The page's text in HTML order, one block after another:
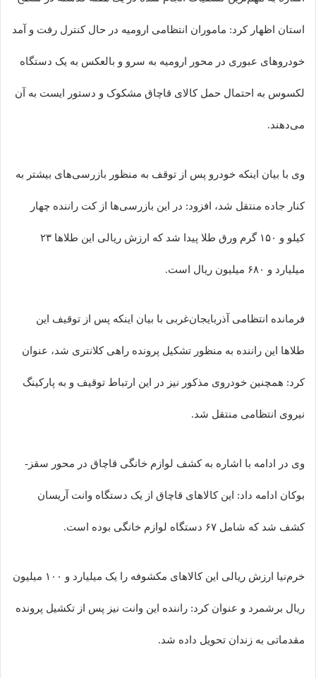
استان اظهار کرد: ماموران انتظامی ارومیه در حال کنترل رفت و آمد
خودروهای عبوری در محور ارومیه به سرو و بالعکس به یک دستگاه
لکسوس به احتمال حمل کالای قاچاق مشکوک و دستور ایست به آن
می‌دهند.
وی با بیان اینکه خودرو پس از توقف به منظور بازرسی‌های بیشتر به
کنار جاده منتقل شد، افزود: در این بازرسی‌ها از کت راننده چهار
کیلو و ۱۵۰ گرم ورق طلا پیدا شد که ارزش ریالی این طلاها ۲۳
میلیارد و ۶۸۰ میلیون ریال است.
فرمانده انتظامی آذربایجان‌غربی با بیان اینکه پس از توقیف این
طلاها این راننده به منظور تشکیل پرونده راهی کلانتری شد، عنوان
کرد: همچنین خودروی مذکور نیز در این ارتباط توقیف و به پارکینگ
نیروی انتظامی منتقل شد.
وی در ادامه با اشاره به کشف لوازم خانگی قاچاق در محور سقز-
بوکان ادامه داد: این کالاهای قاچاق از یک دستگاه وانت آریسان
کشف شد که شامل ۶۷ دستگاه لوازم خانگی بوده است.
خرم‌نیا ارزش ریالی این کالاهای مکشوفه را یک میلیارد و ۱۰۰ میلیون
ریال برشمرد و عنوان کرد: راننده این وانت نیز پس از تکشیل پرونده
مقدماتی به زندان تحویل داده شد.